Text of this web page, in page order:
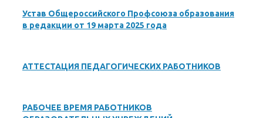
Устав Общероссийского Профсоюза образования
в редакции от 19 марта 2025 года
АТТЕСТАЦИЯ ПЕДАГОГИЧЕСКИХ РАБОТНИКОВ
РАБОЧЕЕ ВРЕМЯ РАБОТНИКОВ